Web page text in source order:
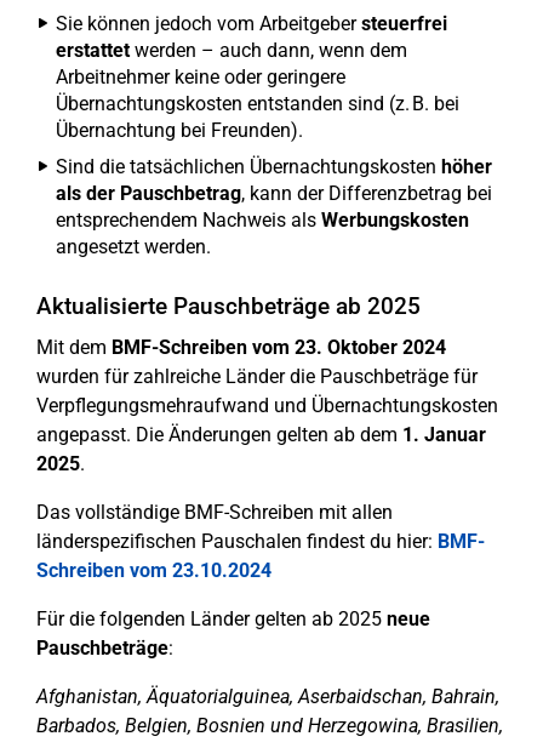
Sie können jedoch vom Arbeitgebersteuerfrei
erstattetwerden – auch dann, wenn dem
Arbeitnehmer keine oder geringere
Übernachtungskosten entstanden sind (z. B. bei
Übernachtung bei Freunden).
Sind die tatsächlichen Übernachtungskosten höher
als der Pauschbetrag, kann der Differenzbetrag bei
entsprechendem Nachweis als Werbungskosten
angesetzt werden.
Aktualisierte Pauschbeträge ab 2025
Mit dem BMF-Schreiben vom 23. Oktober 2024
wurden für zahlreiche Länder die Pauschbeträge für
Verpflegungsmehraufwand und Übernachtungskosten
angepasst. Die Änderungen gelten ab dem 1. Januar
2025.
Das vollständige BMF-Schreiben mit allen
länderspezifischen Pauschalen findest du hier: BMF-
Schreiben vom 23.10.2024
Für die folgenden Länder gelten ab 2025 neue
Pauschbeträge:
Afghanistan, Äquatorialguinea, Aserbaidschan, Bahrain,
Barbados, Belgien, Bosnien und Herzegowina, Brasilien,